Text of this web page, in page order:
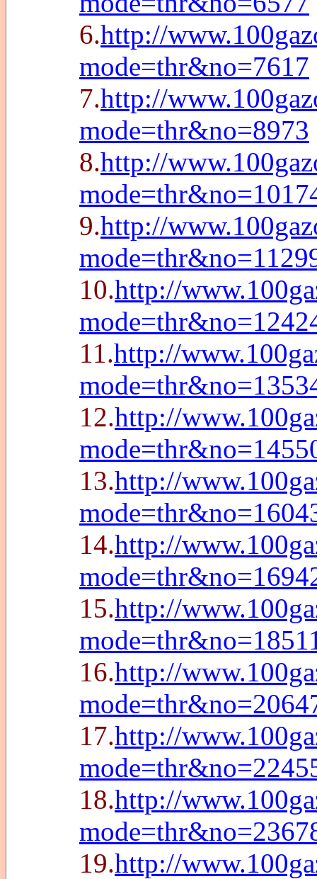
6.http://
mode=thr&no=7617
7.http://
mode=thr&no=8973
8.http://
9.http://
10.http://
11.http://
12.http://
13.http://
14.http://
15.http://
16.http://
17.http://
18.http://
19.http://